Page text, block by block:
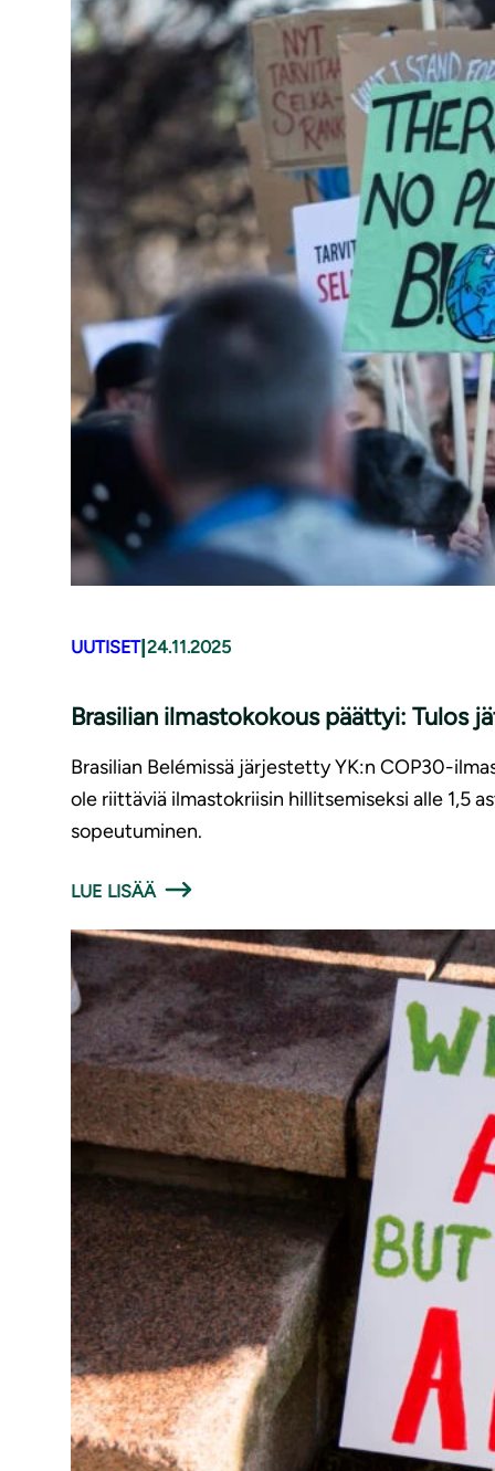
UUTISET| 24.11.2025
Brasilian ilmastokokous päättyi: Tulos
Brasilian Belémissä järjestetty YK:n COP30-
ole riittäviä ilmastokriisin hillitsemiseksi alle 1,5
sopeutuminen.
LUE LISÄÄ